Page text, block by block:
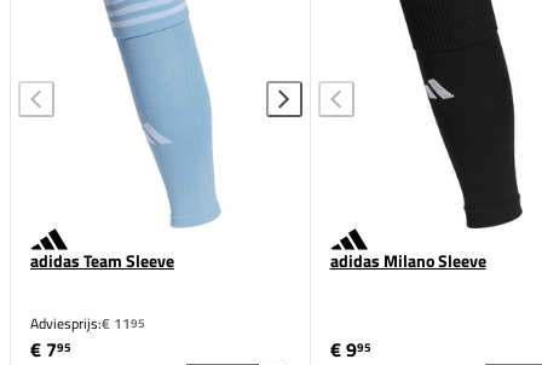
adidas Team Sleeve
Adviesprijs:€ 1195
€ 795
adidas Milano Sleeve
€ 995